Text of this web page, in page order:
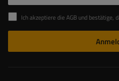
Ich akzeptiere die AGB und bestätige, dass ich die